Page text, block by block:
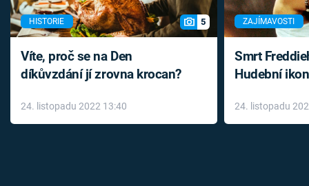
HISTORIE 5
Víte, proč se na Den
díkůvzdání jí zrovna krocan?
24. listopadu 2022 13:40
ZAJÍMAVOSTI
Smrt
Hudební
léky
24. listopadu